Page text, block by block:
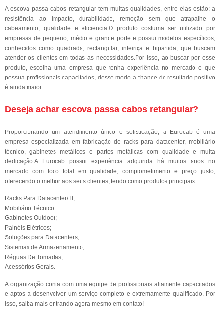
A escova passa cabos retangular tem muitas qualidades, entre elas estão: a
resistência ao impacto, durabilidade, remoção sem que atrapalhe o
cabeamento, qualidade e eficiência.O produto costuma ser utilizado por
empresas de pequeno, médio e grande porte e possui modelos específicos,
conhecidos como quadrada, rectangular, inteiriça e bipartida, que buscam
atender os clientes em todas as necessidades.Por isso, ao buscar por esse
produto, escolha uma empresa que tenha experiência no mercado e que
possua profissionais capacitados, desse modo a chance de resultado positivo
é ainda maior.
Deseja achar escova passa cabos retangular?
Proporcionando um atendimento único e sofisticação, a Eurocab é uma
empresa especializada em fabricação de racks para datacenter, mobiliário
técnico, gabinetes metálicos e partes metálicas com qualidade e muita
dedicação.A Eurocab possui experiência adquirida há muitos anos no
mercado com foco total em qualidade, comprometimento e preço justo,
oferecendo o melhor aos seus clientes, tendo como produtos principais:
Racks Para Datacenter/TI;
Mobiliário Técnico;
Gabinetes Outdoor;
Painéis Elétricos;
Soluções para Datacenters;
Sistemas de Armazenamento;
Réguas De Tomadas;
Acessórios Gerais.
A organização conta com uma equipe de profissionais altamente capacitados
e aptos a desenvolver um serviço completo e extremamente qualificado. Por
isso, saiba mais entrando agora mesmo em contato!